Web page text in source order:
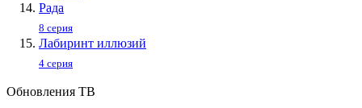
Рада
8 серия
Лабиринт иллюзий
4 серия
Обновления ТВ